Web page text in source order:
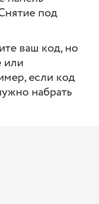
под
ваш код, но
или
если код
набрать